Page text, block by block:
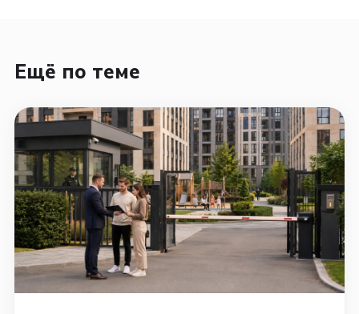
Ещё по теме